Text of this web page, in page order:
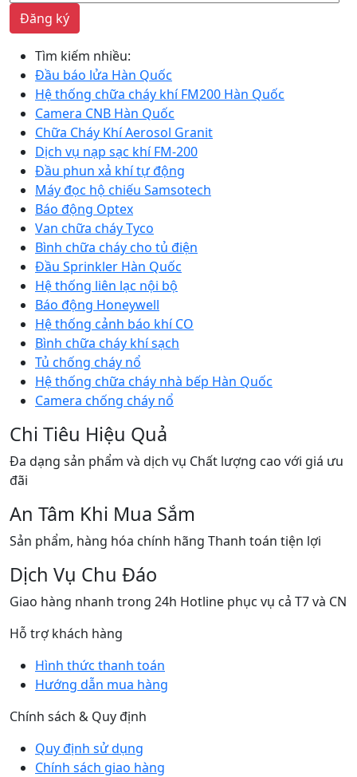
Đăng ký
Tìm kiếm nhiều:
Đầu báo lửa Hàn Quốc
Hệ thống chữa cháy khí FM200 Hàn Quốc
Camera CNB Hàn Quốc
Chữa Cháy Khí Aerosol Granit
Dịch vụ nạp sạc khí FM-200
Đầu phun xả khí tự động
Máy đọc hộ chiếu Samsotech
Báo động Optex
Van chữa cháy Tyco
Bình chữa cháy cho tủ điện
Đầu Sprinkler Hàn Quốc
Hệ thống liên lạc nội bộ
Báo động Honeywell
Hệ thống cảnh báo khí CO
Bình chữa cháy khí sạch
Tủ chống cháy nổ
Hệ thống chữa cháy nhà bếp Hàn Quốc
Camera chống cháy nổ
Chi Tiêu Hiệu Quả
Đa dạng sản phẩm và dịch vụ Chất lượng cao với giá ưu
đãi
An Tâm Khi Mua Sắm
Sản phẩm, hàng hóa chính hãng Thanh toán tiện lợi
Dịch Vụ Chu Đáo
Giao hàng nhanh trong 24h Hotline phục vụ cả T7 và CN
Hỗ trợ khách hàng
Hình thức thanh toán
Hướng dẫn mua hàng
Chính sách & Quy định
Quy định sử dụng
Chính sách giao hàng